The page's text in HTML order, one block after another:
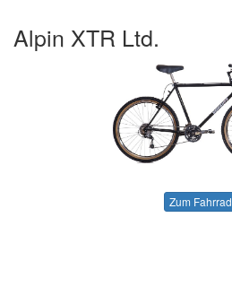
Alpin XTR Ltd.
Zum Fahrrad